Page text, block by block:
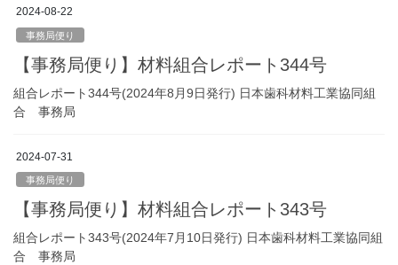
2024-08-22
事務局便り
【事務局便り】材料組合レポート344号
組合レポート344号(2024年8月9日発行) 日本歯科材料工業協同組
合 事務局
2024-07-31
事務局便り
【事務局便り】材料組合レポート343号
組合レポート343号(2024年7月10日発行) 日本歯科材料工業協同組
合 事務局